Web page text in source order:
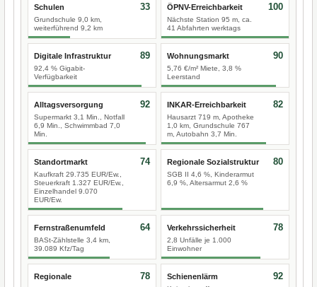
Schulen
Grundschule 9,0 km,
weiterführend 9,2 km
33 ÖPNV-Erreichbarkeit
Nächste Station 95 m, ca.
41 Abfahrten werktags
100
Digitale Infrastruktur
92,4 % Gigabit-
Verfügbarkeit
89 Wohnungsmarkt
5,76 €/m² Miete, 3,8 %
Leerstand
90
Alltagsversorgung
Supermarkt 3,1 Min., Notfall
6,9 Min., Schwimmbad 7,0
Min.
92 INKAR-Erreichbarkeit
Hausarzt 719 m, Apotheke
1,0 km, Grundschule 767
m, Autobahn 3,7 Min.
82
Standortmarkt
Kaufkraft 29.735 EUR/Ew.,
Steuerkraft 1.327 EUR/Ew.,
Einzelhandel 9.070
EUR/Ew.
74 Regionale Sozialstruktur
SGB II 4,6 %, Kinderarmut
6,9 %, Altersarmut 2,6 %
80
Fernstraßenumfeld
BASt-Zählstelle 3,4 km,
39.089 Kfz/Tag
64 Verkehrssicherheit
2,8 Unfälle je 1.000
Einwohner
78
Regionale
78 Schienenlärm 92